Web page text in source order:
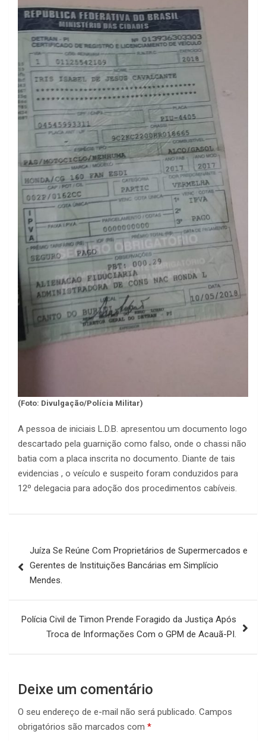
(Foto: Divulgação/Polícia Militar)
A pessoa de iniciais L.D.B. apresentou um documento logo
descartado pela guarnição como falso, onde o chassi não
batia com a placa inscrita no documento. Diante de tais
evidencias , o veículo e suspeito foram conduzidos para
12º delegacia para adoção dos procedimentos cabíveis.
de
Post
Juíza Se Reúne Com Proprietários de Supermercados e
Gerentes de Instituições Bancárias em Simplício
Mendes.
Polícia Civil de Timon Prende Foragido da Justiça Após
Troca de Informações Com o GPM de Acauã-PI.
Deixe um comentário
O seu endereço de e-mail não será publicado. Campos
obrigatórios são marcados com *